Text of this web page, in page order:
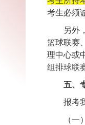
考生必须
另外
篮球联赛
理中心或
组排球联
五、
报考
（一